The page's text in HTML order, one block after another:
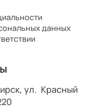
данных
ул. Красный